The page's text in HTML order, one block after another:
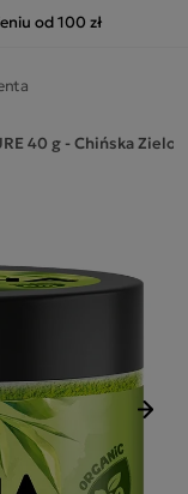
od 100 zł
40 g - Chińska